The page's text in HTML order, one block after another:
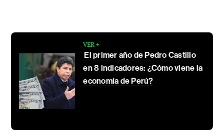
VER +
El primer año de Pedro Castillo
en 8 indicadores: ¿Cómo viene la
economía de Perú?